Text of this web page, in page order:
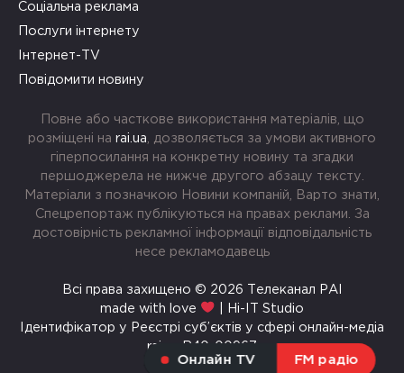
Онлайн TV FM радіо
Соціальна реклама
Послуги інтернету
Інтернет-TV
Повідомити новину
Повне або часткове використання матеріалів, що
розміщені на rai.ua , дозволяється за умови активного
гіперпосилання на конкретну новину та згадки
першоджерела не нижче другого абзацу тексту.
Матеріали з позначкою Новини компаній, Варто знати,
Спецрепортаж публікуються на правах реклами. За
достовірність рекламної інформації відповідальність
несе рекламодавець
Всі права захищено © 2026 Телеканал РАІ
made with love
| Hi-IT Studio
Ідентифікатор у Реєстрі суб’єктів у сфері онлайн-медіа
rai.ua R40-00967